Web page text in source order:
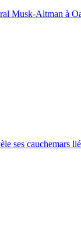
Musk-Altman à
ses cauchemars